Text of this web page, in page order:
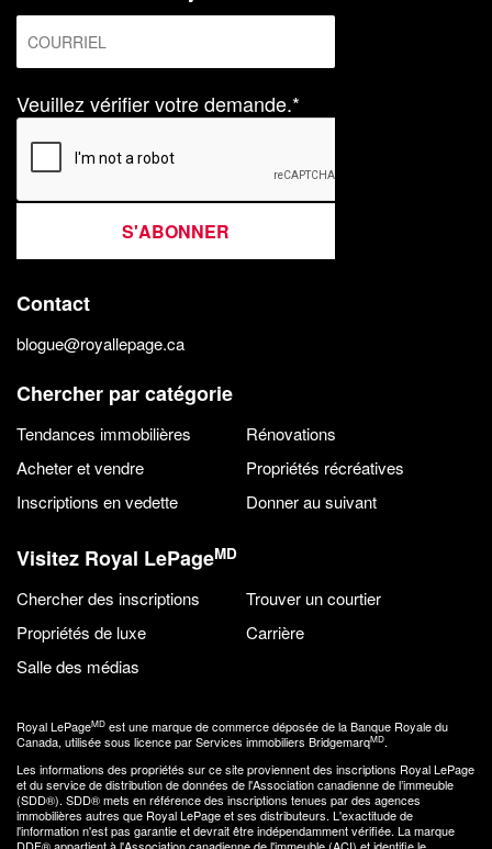
Veuillez vérifier votre demande.*
S'ABONNER
Contact
blogue@royallepage.ca
Chercher par catégorie
Tendances immobilières
Rénovations
Acheter et vendre
Propriétés récréatives
Inscriptions en vedette
Donner au suivant
Visitez Royal LePageMD
Chercher des inscriptions
Trouver un courtier
Propriétés de luxe
Carrière
Salle des médias
Royal LePageMD est une marque de commerce déposée de la Banque Royale du
Canada, utilisée sous licence par Services immobiliers BridgemarqMD.
Les informations des propriétés sur ce site proviennent des inscriptions Royal LePage
et du service de distribution de données de l'Association canadienne de l’immeuble
(SDD®). SDD® mets en référence des inscriptions tenues par des agences
immobilières autres que Royal LePage et ses distributeurs. L'exactitude de
l'information n'est pas garantie et devrait être indépendamment vérifiée. La marque